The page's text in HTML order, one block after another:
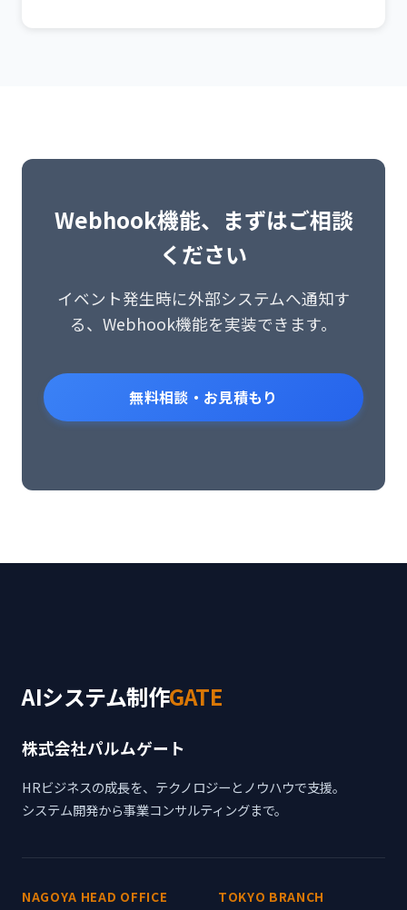
Webhook機能、まずはご相談
ください
イベント発生時に外部システムへ通知す
る、Webhook機能を実装できます。
無料相談・お見積もり
AIシステム制作GATE
株式会社パルムゲート
HRビジネスの成長を、テクノロジーとノウハウで支援。
システム開発から事業コンサルティングまで。
NAGOYA HEAD OFFICE
TOKYO BRANCH